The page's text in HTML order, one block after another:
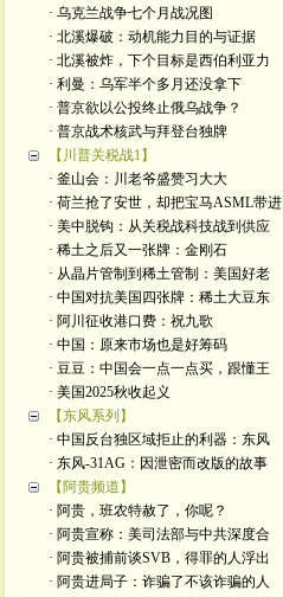
· 乌克兰战争七个月战况图
· 北溪爆破：动机能力目的与证据
· 北溪被炸，下个目标是西伯利亚力
· 利曼：乌军半个多月还没拿下
· 普京欲以公投终止俄乌战争？
· 普京战术核武与拜登台独牌
【川普关税战1】
· 釜山会：川老爷盛赞习大大
· 荷兰抢了安世，却把宝马ASML带进
· 美中脱钩：从关税战科技战到供应
· 稀土之后又一张牌：金刚石
· 从晶片管制到稀土管制：美国好老
· 中国对抗美国四张牌：稀土大豆东
· 阿川征收港口费：祝九歌
· 中国：原来市场也是好筹码
· 豆豆：中国会一点一点买，跟懂王
· 美国2025秋收起义
【东风系列】
· 中国反台独区域拒止的利器：东风
· 东风-31AG：因泄密而改版的故事
【阿贵频道】
· 阿贵，班农特赦了，你呢？
· 阿贵宣称：美司法部与中共深度合
· 阿贵被捕前谈SVB，得罪的人浮出
· 阿贵进局子：诈骗了不该诈骗的人